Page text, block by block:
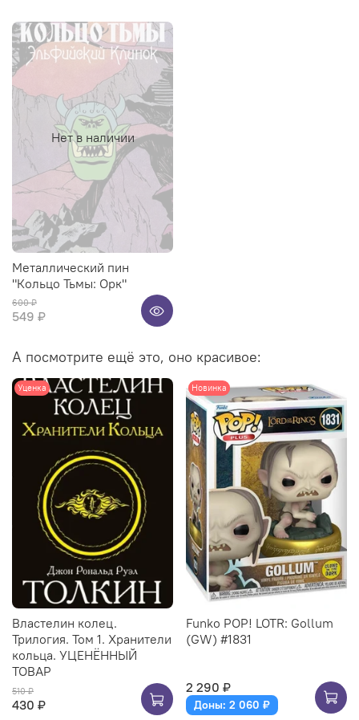
Нет в наличии
Металлический пин
"Кольцо Тьмы: Орк"
600 ₽
549 ₽
А посмотрите ещё это, оно красивое:
Уценка
Властелин колец.
Трилогия. Том 1. Хранители
кольца. УЦЕНЁННЫЙ
ТОВАР
510 ₽
430 ₽
Новинка
Funko POP! LOTR: Gollum
(GW) #1831
2 290 ₽
Доны: 2 060 ₽